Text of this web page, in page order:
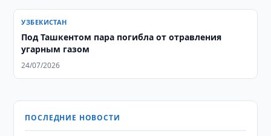
УЗБЕКИСТАН
Под Ташкентом пара погибла от отравления
угарным газом
24/07/2026
ПОСЛЕДНИЕ НОВОСТИ